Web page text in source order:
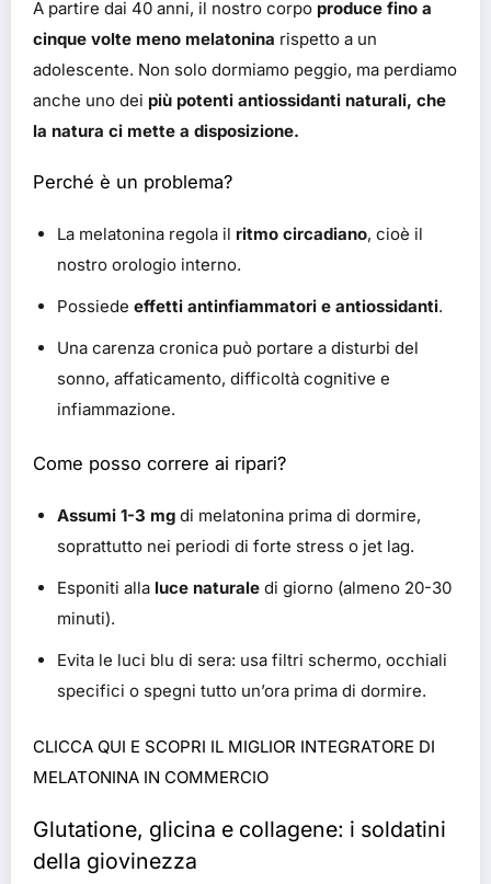
A partire dai 40 anni, il nostro corpo produce fino a
cinque volte meno melatonina rispetto a un
adolescente. Non solo dormiamo peggio, ma perdiamo
anche uno dei più potenti antiossidanti naturali, che
la natura ci mette a disposizione.
Perché è un problema?
La melatonina regola il ritmo circadiano, cioè il
nostro orologio interno.
Possiede effetti antinfiammatori e antiossidanti.
Una carenza cronica può portare a disturbi del
sonno, affaticamento, difficoltà cognitive e
infiammazione.
Come posso correre ai ripari?
Assumi 1-3 mg di melatonina prima di dormire,
soprattutto nei periodi di forte stress o jet lag.
Esponiti alla luce naturale di giorno (almeno 20-30
minuti).
Evita le luci blu di sera: usa filtri schermo, occhiali
specifici o spegni tutto un’ora prima di dormire.
CLICCA QUI E SCOPRI IL MIGLIOR INTEGRATORE DI
MELATONINA IN COMMERCIO
Glutatione, glicina e collagene: i soldatini
della giovinezza